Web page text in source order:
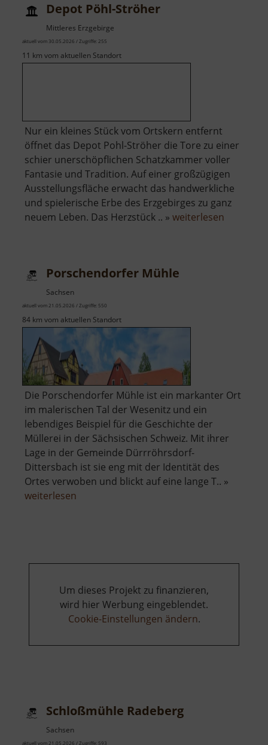
der
Krumbacher
Fähre
Depot Pöhl-Ströher
Mittleres Erzgebirge
aktuell vom 30.05.2026 / Zugriffe: 255
11 km vom aktuellen Standort
Nur ein kleines Stück vom Ortskern entfernt
öffnet das Depot Pohl-Ströher die Tore zu einer
schier unerschöpflichen Schatzkammer voller
Fantasie und Tradition. Auf einer großzügigen
Ausstellungsfläche erwacht das handwerkliche
und spielerische Erbe des Erzgebirges zu ganz
neuem Leben. Das Herzstück .. » weiterlesen
Porschendorfer Mühle
Sachsen
aktuell vom 21.05.2026 / Zugriffe: 550
84 km vom aktuellen Standort
Die Porschendorfer Mühle ist ein markanter Ort
im malerischen Tal der Wesenitz und ein
lebendiges Beispiel für die Geschichte der
Müllerei in der Sächsischen Schweiz. Mit ihrer
Lage in der Gemeinde Dürrröhrsdorf-
Dittersbach ist sie eng mit der Identität des
Ortes verwoben und blickt auf eine lange T.. »
weiterlesen
Um dieses Projekt zu finanzieren,
wird hier Werbung eingeblendet.
Cookie-Einstellungen ändern.
Schloßmühle Radeberg
Sachsen
aktuell vom 21.05.2026 / Zugriffe: 593